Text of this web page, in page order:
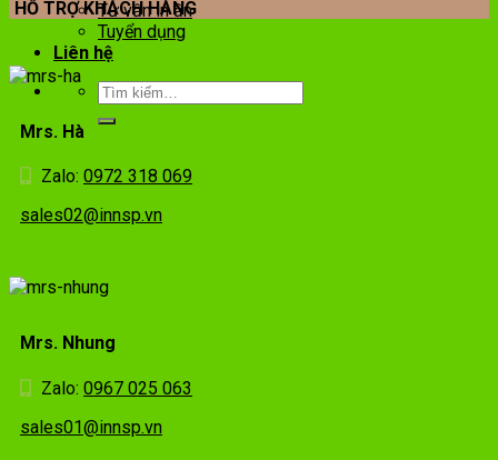
Tư vấn in ấn
Tuyển dụng
Liên hệ
HỖ TRỢ KHÁCH HÀNG
Mrs. Hà
Zalo: 0972 318 069
sales02@innsp.vn
Mrs. Nhung
Zalo: 0967 025 063
sales01@innsp.vn